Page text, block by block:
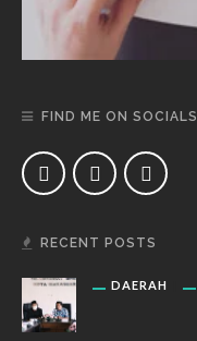
FIND ME ON SOCIALS
RECENT POSTS
DAERAH